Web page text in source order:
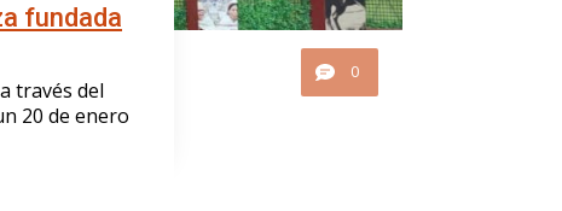
fundada
través del
20 de enero
0